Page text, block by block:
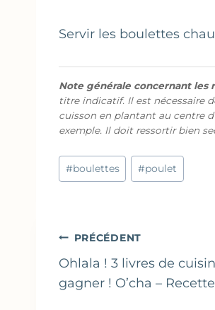
Servir les boulettes
Note générale concernant les
titre indicatif. Il est nécessaire
cuisson en plantant au centre
exemple. Il doit ressortir bien
Étiquettes
de
#boulettes #poulet
Navigation
de
l’article
PRÉCÉDENT
Ohlala ! 3 livres de
gagner ! O’cha –